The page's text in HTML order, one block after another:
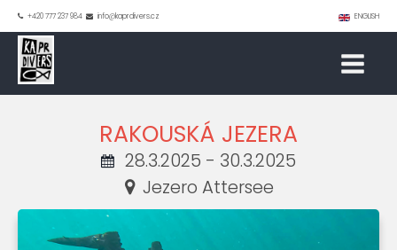
+420 777 237 984 info@kaprdivers.cz ENGLISH
RAKOUSKÁ JEZERA
28.3.2025 - 30.3.2025
Jezero Attersee